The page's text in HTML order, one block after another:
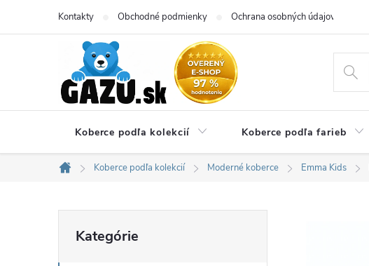
Kontakty Obchodné podmienky Ochrana osobných údajov
Koberce podľa kolekcií Koberce podľa farieb
Domov
Koberce podľa kolekcií Moderné koberce Emma Kids
kategórie
Kategórie